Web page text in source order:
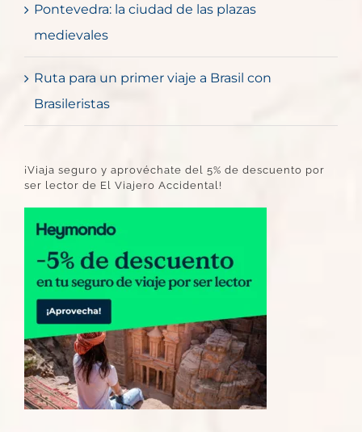
Pontevedra: la ciudad de las plazas
medievales
Ruta para un primer viaje a Brasil con
Brasileristas
¡Viaja seguro y aprovéchate del 5% de descuento por
ser lector de El Viajero Accidental!